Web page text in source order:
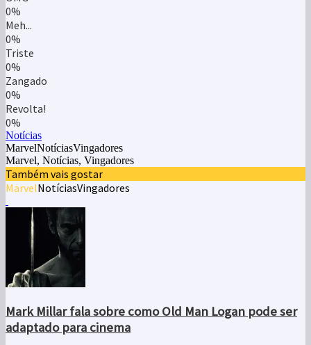
0%
Meh...
0%
Triste
0%
Zangado
0%
Revolta!
0%
Notícias
MarvelNotíciasVingadores
Marvel, Notícias, Vingadores
Também vais gostar
MarvelNotíciasVingadores
Mark Millar fala sobre como Old Man Logan pode ser
adaptado para cinema